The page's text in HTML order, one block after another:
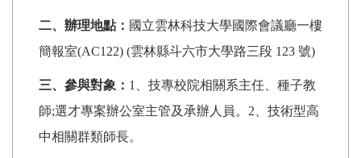
二、辦理地點： 國立雲林科技大學國際會議廳一樓
簡報室(AC122) (雲林縣斗六市大學路三段 123 號)
三、參與對象： 1、技專校院相關系主任、種子教
師;選才專案辦公室主管及承辦人員。2、技術型高
中相關群類師長。